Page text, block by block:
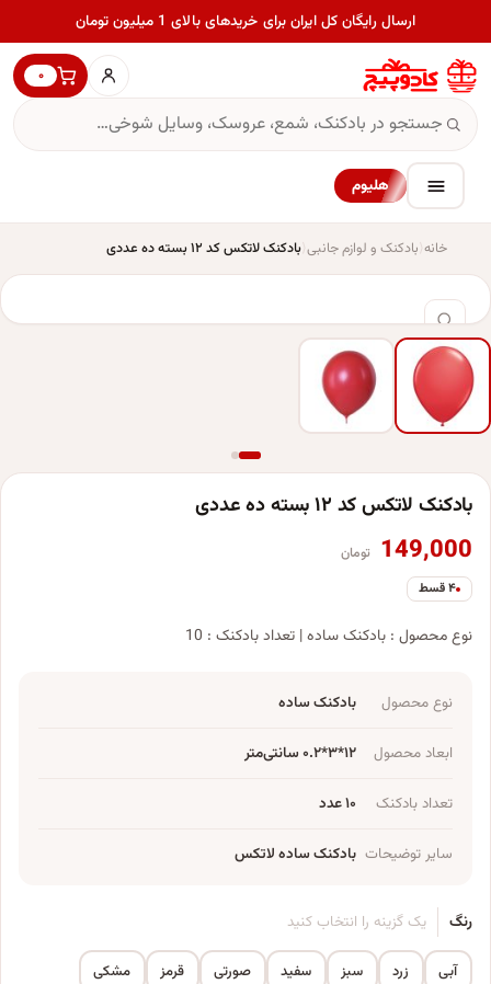
ارسال رایگان کل ایران برای خریدهای بالای 1 میلیون تومان
۰
هلیوم
خانه بادکنک و لوازم جانبی بادکنک لاتکس کد ۱۲ بسته ده عددی
بادکنک لاتکس کد ۱۲ بسته ده عددی
149,000 تومان
۴ قسط
نوع محصول : بادکنک ساده | تعداد بادکنک : 10
نوع محصول بادکنک ساده
ابعاد محصول ۱۲*۳*۰.۲ سانتی‌متر
تعداد بادکنک ۱۰ عدد
سایر توضیحات بادکنک ساده لاتکس
رنگ یک گزینه را انتخاب کنید
آبی زرد سبز سفید صورتی قرمز
مشکی